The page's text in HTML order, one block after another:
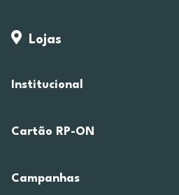
Lojas
Institucional
Cartão RP-ON
Campanhas